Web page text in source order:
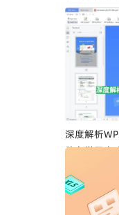
深度解析
助力学习方